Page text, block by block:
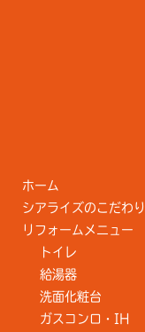
ホーム
シアライズのこだわり
リフォームメニュー
トイレ
給湯器
洗面化粧台
ガスコンロ・IH